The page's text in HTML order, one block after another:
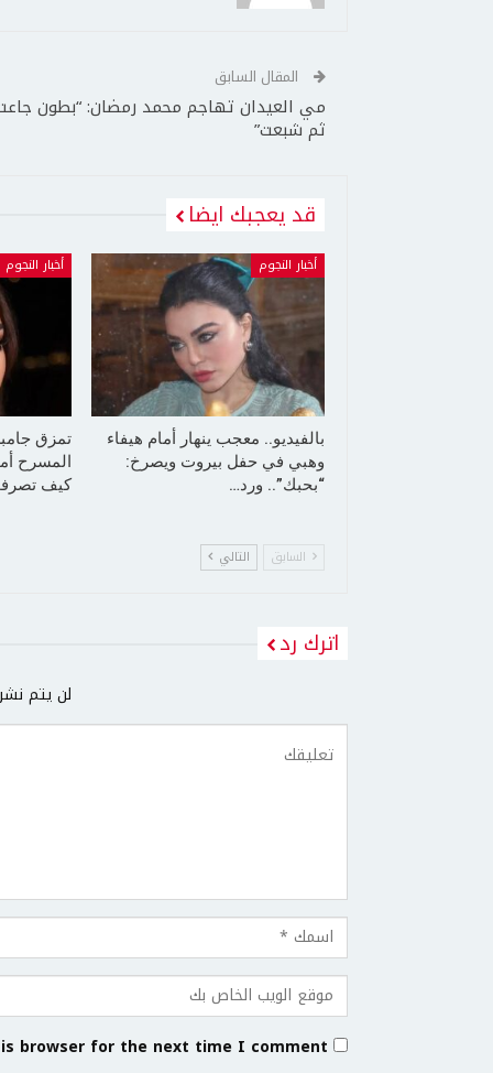
المقال السابق
مي العيدان تهاجم محمد رمضان: “بطون
ثم شبعت”
قد يعجبك ايضا
أخبار النجوم
بالفيديو.. معجب ينهار أمام هيفاء
وهبي في حفل بيروت ويصرخ:
“بحبك”.. ورد…
أخبار النجوم
تمزق
المسرح
كيف
السابق التالي
اترك رد
لن يتم
browser for the next time I comment.